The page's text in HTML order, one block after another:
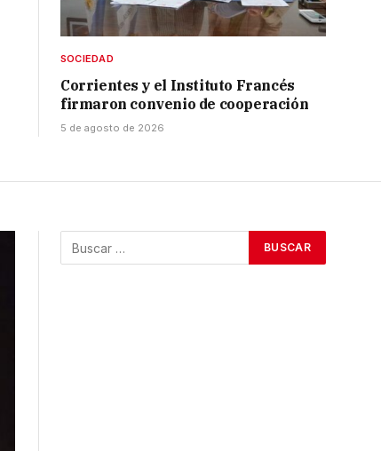
SOCIEDAD
Corrientes y el Instituto Francés
firmaron convenio de cooperación
5 de agosto de 2026